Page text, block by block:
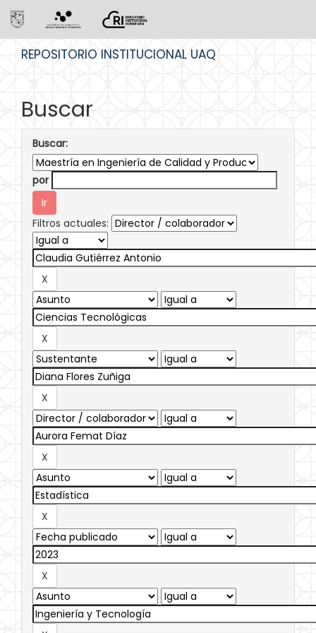
REPOSITORIO INSTITUCIONAL UAQ
Buscar
Buscar:
por
Filtros actuales: